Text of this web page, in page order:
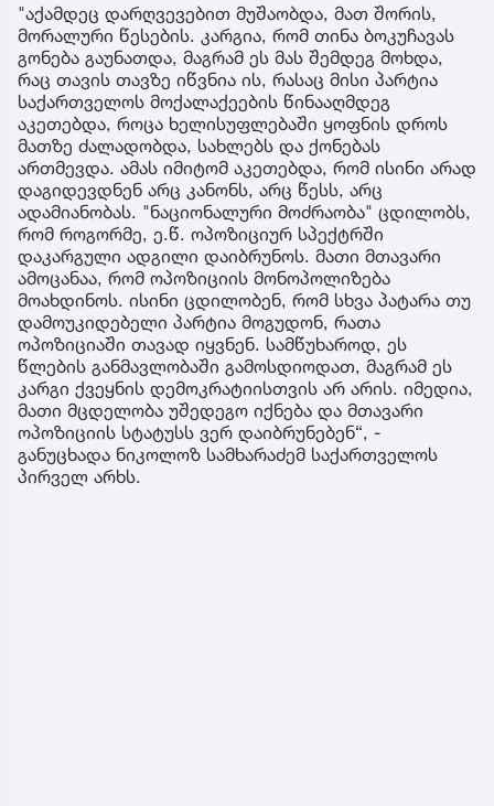
"აქამდეც დარღვევებით მუშაობდა, მათ შორის,
მორალური წესების. კარგია, რომ თინა ბოკუჩავას
გონება გაუნათდა, მაგრამ ეს მას შემდეგ მოხდა,
რაც თავის თავზე იწვნია ის, რასაც მისი პარტია
საქართველოს მოქალაქეების წინააღმდეგ
აკეთებდა, როცა ხელისუფლებაში ყოფნის დროს
მათზე ძალადობდა, სახლებს და ქონებას
ართმევდა. ამას იმიტომ აკეთებდა, რომ ისინი არად
დაგიდევდნენ არც კანონს, არც წესს, არც
ადამიანობას. "ნაციონალური მოძრაობა" ცდილობს,
რომ როგორმე, ე.წ. ოპოზიციურ სპექტრში
დაკარგული ადგილი დაიბრუნოს. მათი მთავარი
ამოცანაა, რომ ოპოზიციის მონოპოლიზება
მოახდინოს. ისინი ცდილობენ, რომ სხვა პატარა თუ
დამოუკიდებელი პარტია მოგუდონ, რათა
ოპოზიციაში თავად იყვნენ. სამწუხაროდ, ეს
წლების განმავლობაში გამოსდიოდათ, მაგრამ ეს
კარგი ქვეყნის დემოკრატიისთვის არ არის. იმედია,
მათი მცდელობა უშედეგო იქნება და მთავარი
ოპოზიციის სტატუსს ვერ დაიბრუნებენ“, -
განუცხადა ნიკოლოზ სამხარაძემ საქართველოს
პირველ არხს.